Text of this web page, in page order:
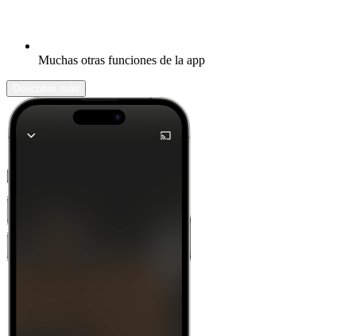
Muchas otras funciones de la app